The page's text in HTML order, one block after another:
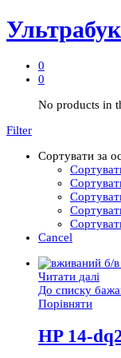
0
0
No products in
Filter
Сортувати за
Cancel
Читати далі
До списку
Порівняти
HP 14-